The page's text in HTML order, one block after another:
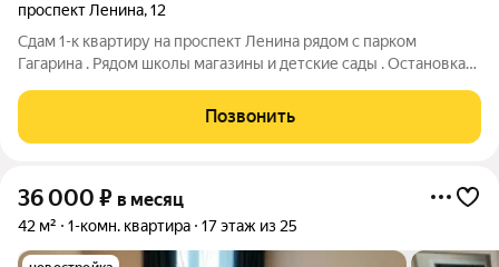
проспект Ленина,12
Сдам 1-к квартиру на проспект Ленина рядом с парком
Гагарина . Рядом школы магазины и детские сады . Остановка
двор . Дом прошёл капитальный ремонт и утеплён . Залог за
пол месяца в размере
Позвонить
36 000 ₽ в месяц
42 м² 1-комн. квартира 17 этаж из 25